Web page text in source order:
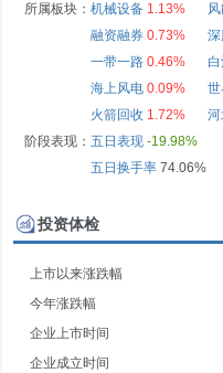
所属板块： 机械设备 1.13%
融资融券 0.73% 深
一带一路 0.46%
海上风电 0.09%
火箭回收 1.72%
阶段表现： 五日表现 -19.98%
五日换手率74.06%
投资体检
上市以来涨跌幅
今年涨跌幅
企业上市时间
企业成立时间